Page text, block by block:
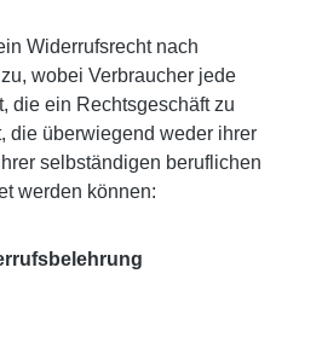
Widerrufsrecht nach
wobei Verbraucher jede
die ein Rechtsgeschäft zu
die überwiegend weder ihrer
selbständigen beruflichen
werden können: